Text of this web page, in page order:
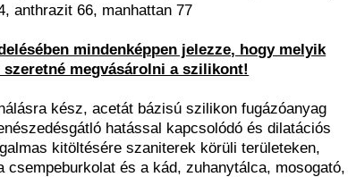
anthrazit 66, manhattan 77
mindenképpen jelezze, hogy melyik
szeretné megvásárolni a szilikont!
kész, acetát bázisú szilikon fugázóanyag
hatással kapcsolódó és dilatációs
kitöltésére szaniterek körüli területeken,
csempeburkolat és a kád, zuhanytálca, mosogató,